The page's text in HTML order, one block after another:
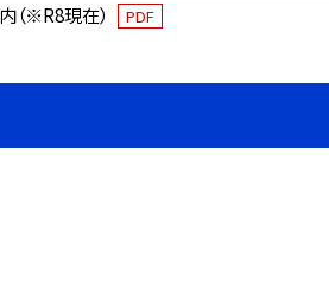
（※R8現在） PDF